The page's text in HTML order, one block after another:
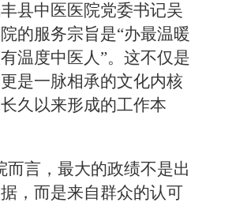
县中医医院党委书记吴
的服务宗旨是“办最温暖
温度中医人”。这不仅是
是一脉相承的文化内核
久以来形成的工作本
而言，最大的政绩不是出
，而是来自群众的认可